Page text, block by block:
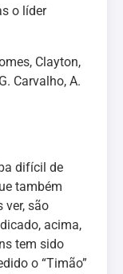
o líder
Clayton,
Carvalho, A.
difícil de
também
ver, são
acima,
tem sido
o “Timão”